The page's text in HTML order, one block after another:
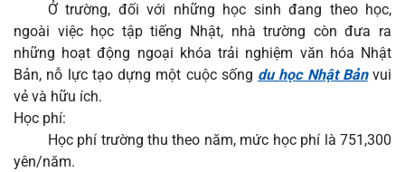
Ở trường, đối với những học sinh đang theo học,
ngoài việc học tập tiếng Nhật, nhà trường còn đưa ra
những hoạt động ngoại khóa trải nghiệm văn hóa Nhật
Bản, nỗ lực tạo dựng một cuộc sống du học Nhật Bản vui
vẻ và hữu ích.
Học phí:
Học phí trường thu theo năm, mức học phí là 751,300
yên/năm.